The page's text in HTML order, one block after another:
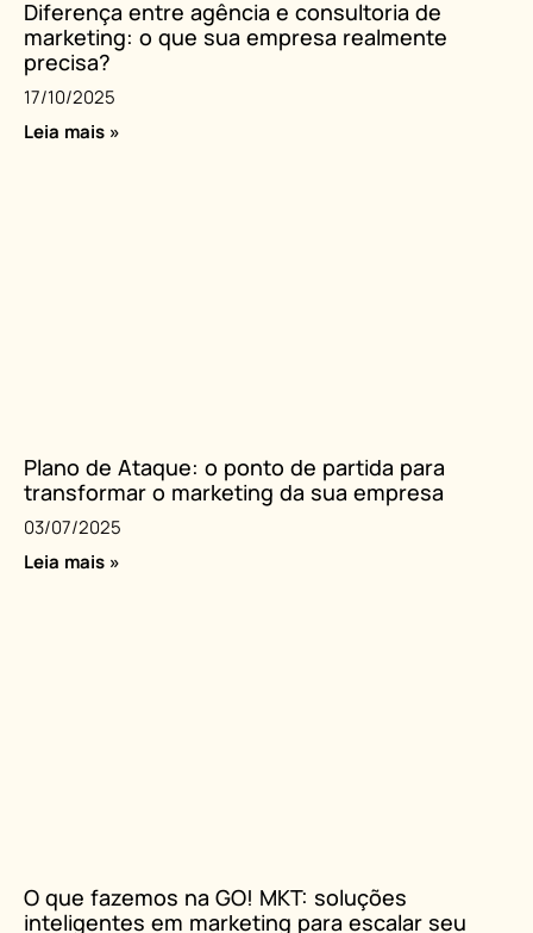
Diferença entre agência e consultoria de
marketing: o que sua empresa realmente
precisa?
17/10/2025
Leia mais »
Plano de Ataque: o ponto de partida para
transformar o marketing da sua empresa
03/07/2025
Leia mais »
O que fazemos na GO! MKT: soluções
inteligentes em marketing para escalar seu